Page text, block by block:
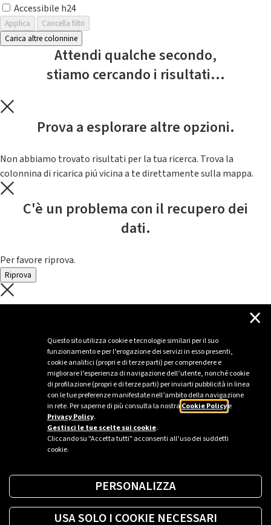
Questo sito utilizza cookie e tecnologie similari per il suo
funzionamento e per l’erogazione dei servizi in esso presenti,
cookie analitici (propri e di terze parti) per comprendere e
migliorare l’esperienza di navigazione dell’utente, nonché cookie
di profilazione (propri e di terze parti) per inviarti pubblicità in linea
con le tue preferenze manifestate nell’ambito della navigazione
in rete. Per saperne di più consulta la nostra Cookie Policye
Privacy Policy.
Gestisci le tue scelte sui cookie.
Cliccando su "Accetta tutti" acconsenti all’uso dei suddetti
cookie.
×
PERSONALIZZA
USA SOLO I COOKIE NECESSARI
Accessibile h24
Applica
Cancella filtri
Carica altre colonnine
Attendi qualche secondo,
stiamo cercando i risultati...
Prova a esplorare altre opzioni.
Non abbiamo trovato risultati per la tua ricerca. Trova la
colonnina di ricarica piú vicina a te direttamente sulla mappa.
C'è un problema con il recupero dei
dati.
Per favore riprova.
Riprova
C'è un problema con il recupero dei
Per favore riprova piú tardi
Sei un’azienda o una PA?
Trova la soluzione più giusta per te.
Richiedi una colonnina